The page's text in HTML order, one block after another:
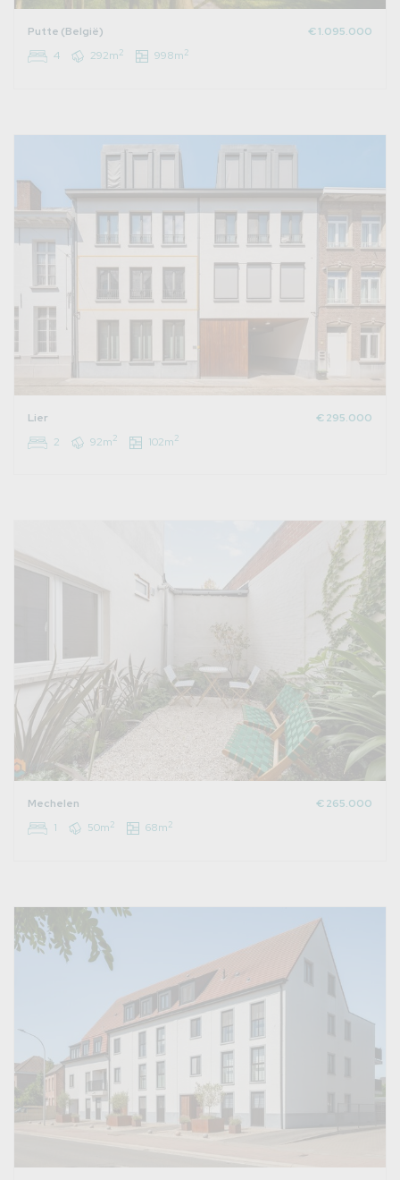
Putte (België)
€ 1.095.000
4
292m2 998m2
Lier
€ 295.000
2
92m2 102m2
Mechelen
€ 265.000
1
50m2 68m2